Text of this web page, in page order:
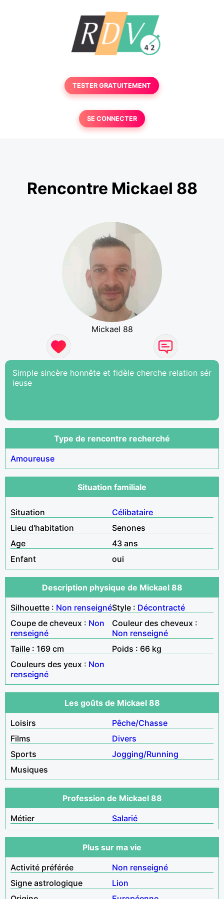
TESTER GRATUITEMENT
SE CONNECTER
Rencontre Mickael 88
Mickael 88
Simple sincère honnête et fidèle cherche relation sér
ieuse
Type de rencontre recherché
Amoureuse
Situation familiale
Situation
Célibataire
Lieu d'habitation
Senones
Age
43 ans
Enfant
oui
Description physique de Mickael 88
Silhouette : Non renseignéStyle : Décontracté
Coupe de cheveux : Non
renseigné
Couleur des cheveux :
Non renseigné
Taille : 169 cm
Poids : 66 kg
Couleurs des yeux : Non
renseigné
Les goûts de Mickael 88
Loisirs
Pêche/Chasse
Films
Divers
Sports
Jogging/Running
Musiques
Profession de Mickael 88
Métier
Salarié
Plus sur ma vie
Activité préférée
Non renseigné
Signe astrologique
Lion